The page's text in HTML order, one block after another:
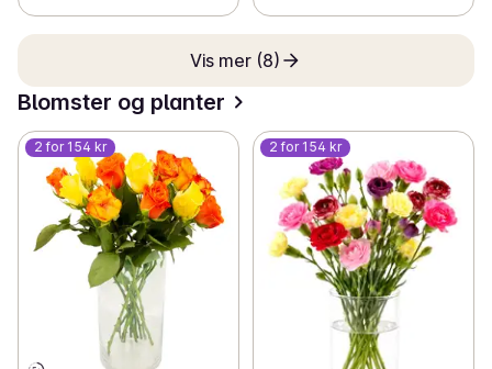
Vis mer (8)
Blomster og planter
2 for 154 kr 2 for 154 kr